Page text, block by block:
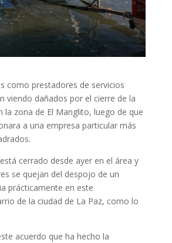
como prestadores de servicios
viendo dañados por el cierre de la
la zona de El Manglito, luego de que
a una empresa particular más
cerrado desde ayer en el área y
se quejan del despojo de un
prácticamente en este
de la ciudad de La Paz, como lo
acuerdo que ha hecho la